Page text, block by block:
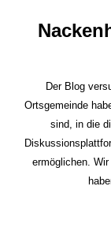
Der Blog
Ortsgemeinde
sind, in die
ermöglichen.